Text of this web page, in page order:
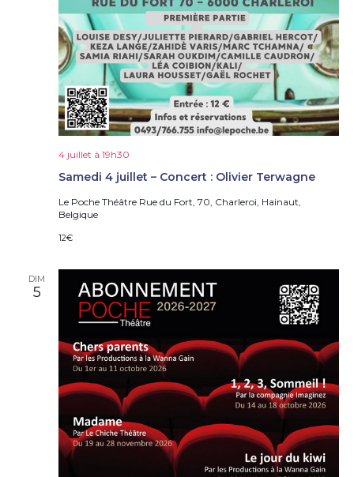
Samedi 4 juillet – Concert : Olivier Terwagne
4 juillet à 19h30
Le Poche Théâtre Rue du Fort, 70, Charleroi, Hainaut,
Belgique
12€
DIM
5